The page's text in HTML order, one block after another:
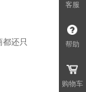
都还只
客服
帮助
购物车